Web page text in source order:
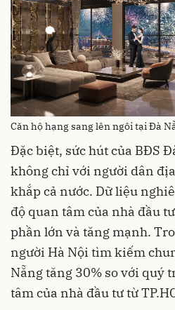
Căn hộ hạng sang lên ngôi tại Đà
Đặc biệt, sức hút của BĐS
không chỉ với người dân
khắp cả nước. Dữ liệu
độ quan tâm của nhà đầu
phần lớn và tăng mạnh.
người Hà Nội tìm kiếm
Nẵng tăng 30% so với quý
tâm của nhà đầu tư từ